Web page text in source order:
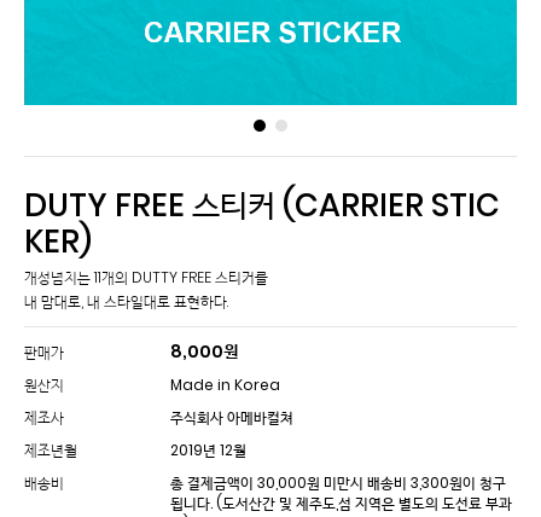
DUTY FREE 스티커 (CARRIER STIC
KER)
개성넘치는 11개의 DUTTY FREE 스티커를
내 맘대로, 내 스타일대로 표현하다.
판매가 8,000원
원산지
Made in Korea
제조사
주식회사 아메바컬쳐
제조년월
2019년 12월
배송비
총 결제금액이 30,000원 미만시 배송비 3,300원이 청구
됩니다.(도서산간 및 제주도,섬 지역은 별도의 도선료 부과